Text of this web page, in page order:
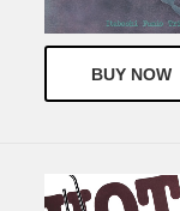
BUY NOW